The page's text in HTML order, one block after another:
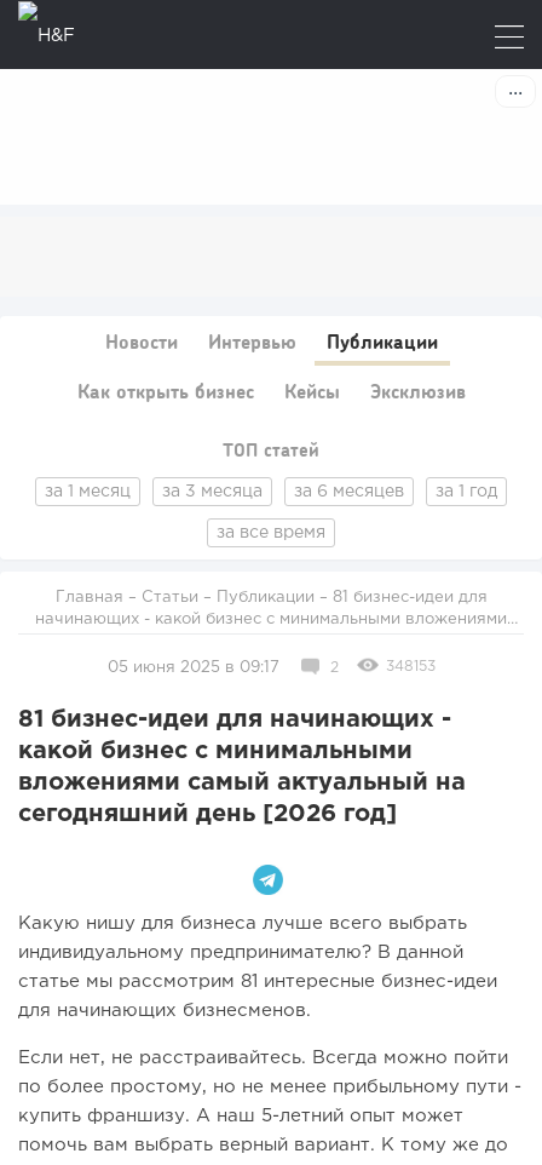
Новости Интервью Публикации
Как открыть бизнес Кейсы Эксклюзив
ТОП статей
за 1 месяц за 3 месяца за 6 месяцев за 1 год
за все время
Главная – Статьи – Публикации
начинающих - какой бизнес с минимальными вложениями
05 июня 2025 в 09:17
2 348153
81 бизнес-идеи для начинающих -
какой бизнес с минимальными
вложениями самый актуальный на
сегодняшний день [2026 год]
Какую нишу для бизнеса лучше всего выбрать
индивидуальному предпринимателю? В данной
статье мы рассмотрим 81 интересные бизнес-идеи
для начинающих бизнесменов.
Если нет, не расстраивайтесь. Всегда можно пойти
по более простому, но не менее прибыльному пути -
купить франшизу. А наш 5-летний опыт может
помочь вам выбрать верный вариант. К тому же до